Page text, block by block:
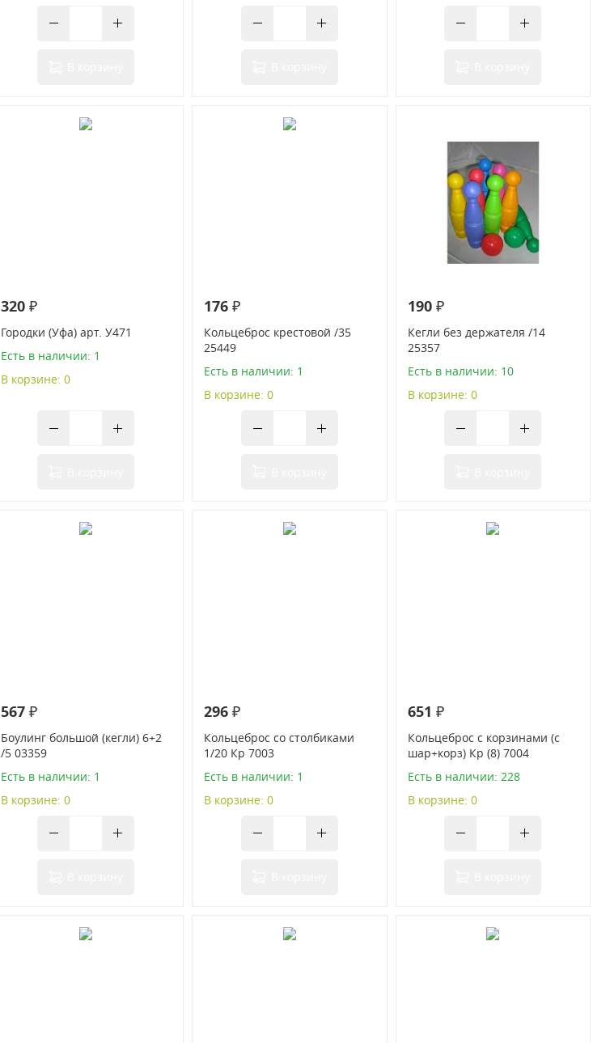
320 ₽
Городки (Уфа) арт. У471
Есть в наличии: 1
В корзине: 0
176 ₽
Кольцеброс крестовой /35
25449
Есть в наличии: 1
В корзине: 0
190 ₽
Кегли без держателя /14
25357
Есть в наличии: 10
В корзине: 0
567 ₽
Боулинг большой (кегли) 6+2
/5 03359
Есть в наличии: 1
В корзине: 0
296 ₽
Кольцеброс со столбиками
1/20 Кр 7003
Есть в наличии: 1
В корзине: 0
651 ₽
Кольцеброс с корзинами (с
шар+корз) Кр (8) 7004
Есть в наличии: 228
В корзине: 0